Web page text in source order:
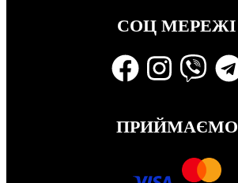
СОЦ МЕРЕЖІ
ПРИЙМАЄМО